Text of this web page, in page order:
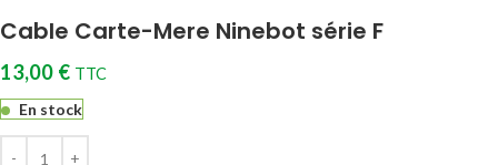
Cable Carte-Mere Ninebot série F
13,00 € TTC
En stock